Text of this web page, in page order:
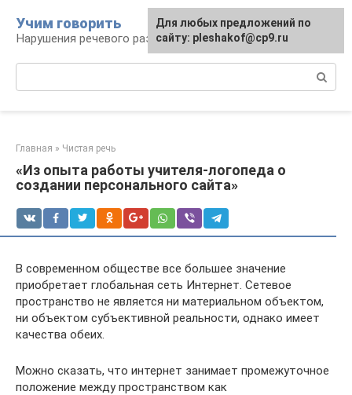
контенту
Учим говорить
Нарушения речевого развития
Главная » Чистая речь
«Из опыта работы учителя-логопеда о
создании персонального сайта»
В современном обществе все большее значение
приобретает глобальная сеть Интернет. Сетевое
пространство не является ни материальном объектом,
ни объектом субъективной реальности, однако имеет
качества обеих.
Можно сказать, что интернет занимает промежуточное
положение между пространством как
Для любых предложений по
сайту: pleshakof@cp9.ru